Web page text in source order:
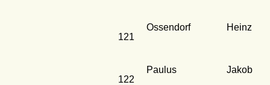
121
Ossendorf Heinz
122
Paulus Jakob